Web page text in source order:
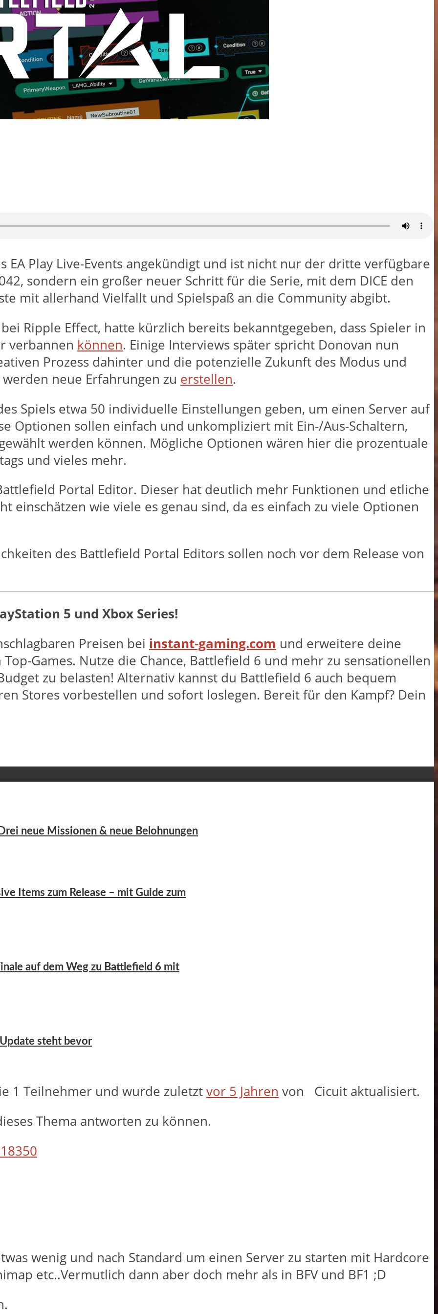
Play Live-Events angekündigt und ist nicht nur der dritte verfügbare
sondern ein großer neuer Schritt für die Serie, mit dem DICE den
mit allerhand Vielfallt und Spielspaß an die Community abgibt.
Ripple Effect, hatte kürzlich bereits bekanntgegeben, dass Spieler in
verbannen können. Einige Interviews später spricht Donovan nun
Prozess dahinter und die potenzielle Zukunft des Modus und
neue Erfahrungen zu erstellen.
Spiels etwa 50 individuelle Einstellungen geben, um einen Server auf
Optionen sollen einfach und unkompliziert mit Ein-/Aus-Schaltern,
werden können. Mögliche Optionen wären hier die prozentuale
und vieles mehr.
Portal Editor. Dieser hat deutlich mehr Funktionen und etliche
einschätzen wie viele es genau sind, da es einfach zu viele Optionen
des Battlefield Portal Editors sollen noch vor dem Release von
5 und Xbox Series!
Preisen bei instant-gaming.com und erweitere deine
Games. Nutze die Chance, Battlefield 6 und mehr zu sensationellen
zu belasten! Alternativ kannst du Battlefield 6 auch bequem
Stores vorbestellen und sofort loslegen. Bereit für den Kampf? Dein
neue Missionen & neue Belohnungen
Items zum Release – mit Guide zum
auf dem Weg zu Battlefield 6 mit
steht bevor
1 Teilnehmer und wurde zuletzt vor 5 Jahren von Cicuit aktualisiert.
Thema antworten zu können.
wenig und nach Standard um einen Server zu starten mit Hardcore
etc..Vermutlich dann aber doch mehr als in BFV und BF1 ;D